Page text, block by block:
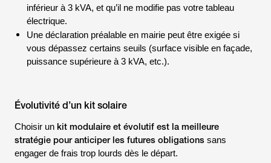
inférieur à 3 kVA, et qu’il ne modifie pas votre tableau
électrique.
Une déclaration préalable en mairie peut être exigée si
vous dépassez certains seuils (surface visible en façade,
puissance supérieure à 3 kVA, etc.).
Évolutivité d’un kit solaire
Choisir un kit modulaire et évolutif est la meilleure
stratégie pour anticiper les futures obligations sans
engager de frais trop lourds dès le départ.